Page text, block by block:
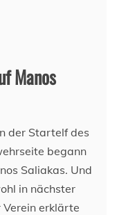
Manos
der Startelf des
begann
Saliakas. Und
in nächster
erklärte